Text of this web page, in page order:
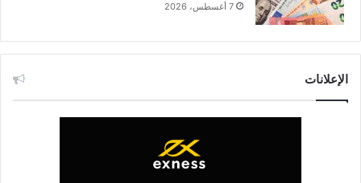
7 أغسطس، 2026
الإعلانات